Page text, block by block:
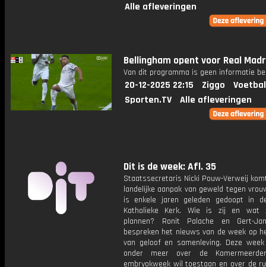
Alle afleveringen
Bellingham opent voor Real
Van dit programma is geen informatie
20-12-2025 22:15 Ziggo
Sporten.TV
Alle afleveringen
Dit is de week: Afl. 35
Staatssecretaris Nicki Pouw-Verweij
landelijke aanpak van geweld tegen
is enkele jaren geleden gedoopt in
Katholieke Kerk. Wie is zij en wat
plannen? Ronit Palache en Gert-
bespreken het nieuws van de week op
van geloof en samenleving. Deze
onder meer over de
embryokweek wil toestaan en over de